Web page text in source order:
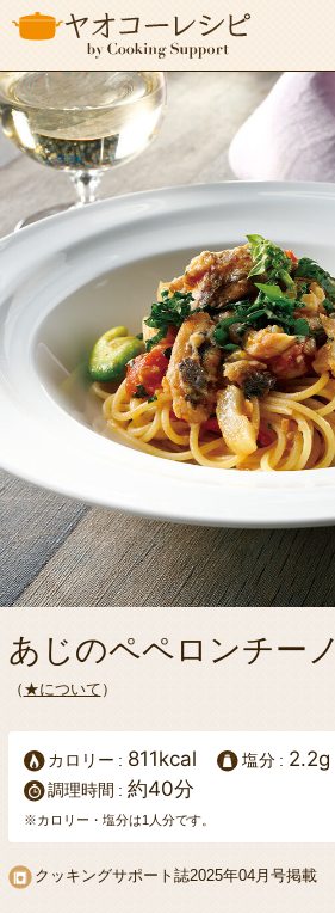
あじのペペロンチーノ
（ ★について ）
カロリー 811kcal 塩分 2.2g
調理時間 約40分
※カロリー・塩分は1人分です。
クッキングサポート誌2025年04月号掲載